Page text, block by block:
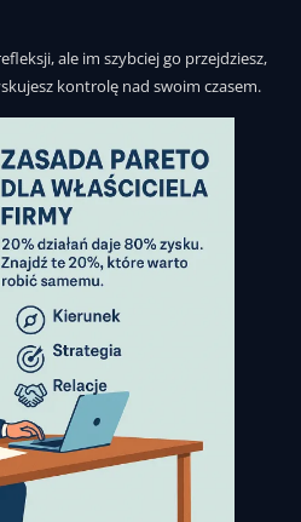
ale im szybciej go przejdziesz,
kontrolę nad swoim czasem.